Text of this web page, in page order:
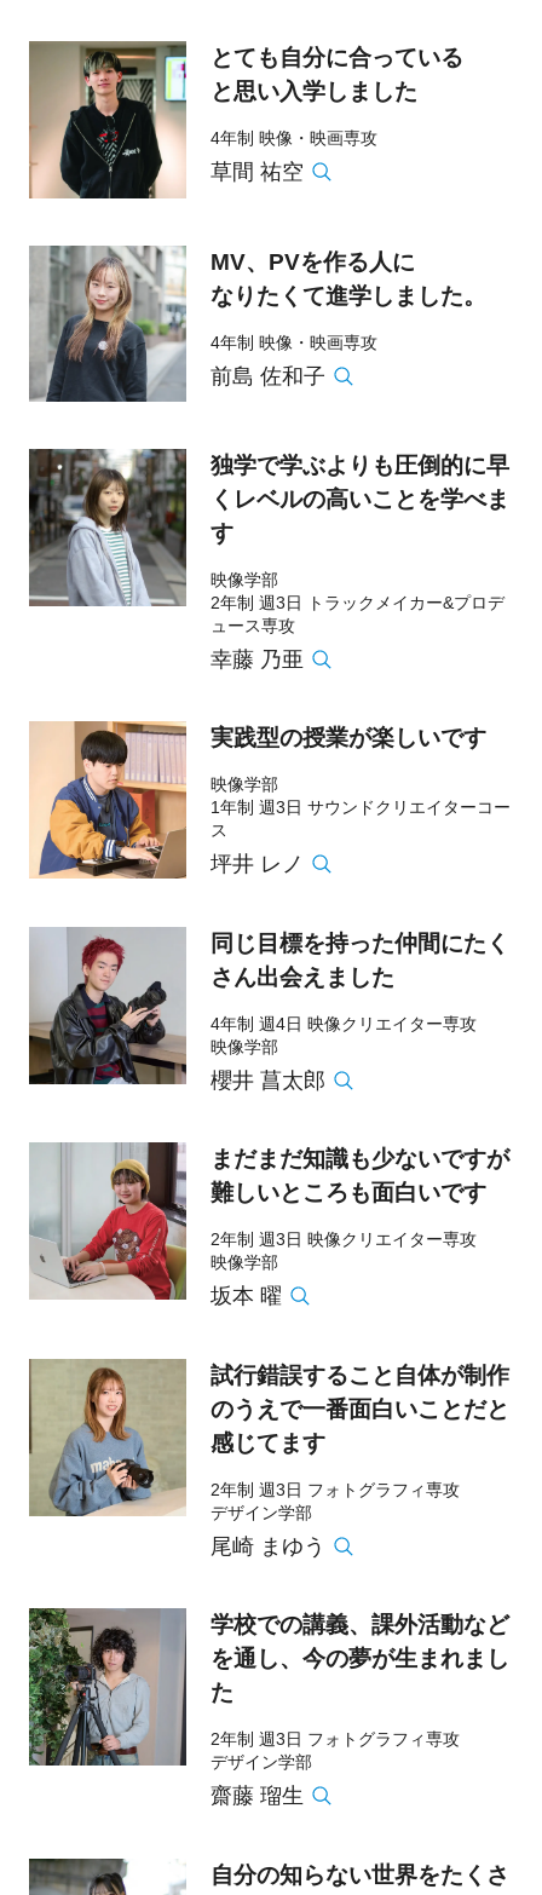
とても自分に合っている
と思い入学しました
4年制 映像・映画専攻
草間 祐空
MV、PVを作る人に
なりたくて進学しました。
4年制 映像・映画専攻
前島 佐和子
独学で学ぶよりも圧倒的に早
くレベルの高いことを学べま
す
映像学部
2年制 週3日 トラックメイカー&プロデ
ュース専攻
幸藤 乃亜
実践型の授業が楽しいです
映像学部
1年制 週3日 サウンドクリエイターコー
ス
坪井 レノ
同じ目標を持った仲間にたく
さん出会えました
4年制 週4日 映像クリエイター専攻
映像学部
櫻井 菖太郎
まだまだ知識も少ないですが
難しいところも面白いです
2年制 週3日 映像クリエイター専攻
映像学部
坂本 曜
試行錯誤すること自体が制作
のうえで一番面白いことだと
感じてます
2年制 週3日 フォトグラフィ専攻
デザイン学部
尾崎 まゆう
学校での講義、課外活動など
を通し、今の夢が生まれまし
た
2年制 週3日 フォトグラフィ専攻
デザイン学部
齋藤 瑠生
自分の知らない世界をたくさ